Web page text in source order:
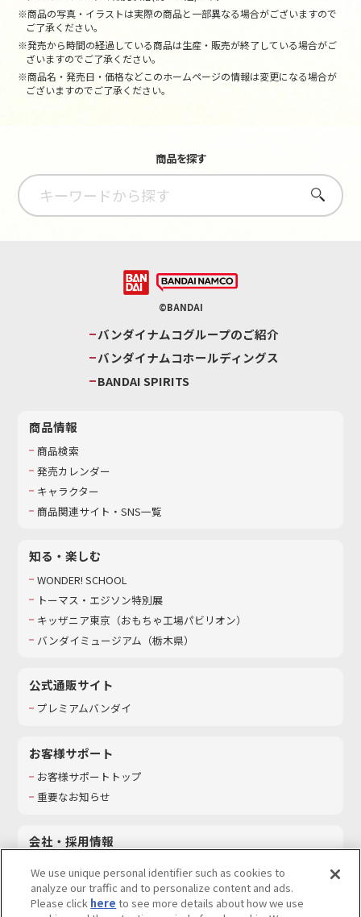
※商品の写真・イラストは実際の商品と一部異なる場合がございますので
ご了承ください。
※発売から時間の経過している商品は生産・販売が終了している場合がご
ざいますのでご了承ください。
※商品名・発売日・価格などこのホームページの情報は変更になる場合が
ございますのでご了承ください。
商品を探す
さがす
©BANDAI
バンダイナムコグループのご紹介
バンダイナムコホールディングス
BANDAI SPIRITS
商品情報
商品検索
発売カレンダー
キャラクター
商品関連サイト・SNS一覧
知る・楽しむ
WONDER! SCHOOL
トーマス・エジソン特別展
キッザニア東京（おもちゃ工場パビリオン）​
バンダイミュージアム（栃木県）
公式通販サイト
プレミアムバンダイ
お客様サポート
お客様サポートトップ
重要なお知らせ
会社・採用情報
採用情報
サステナビリティ
We use unique personal identifier such as cookies to
analyze our traffic and to personalize content and ads.
Please click here to see more details about how we use